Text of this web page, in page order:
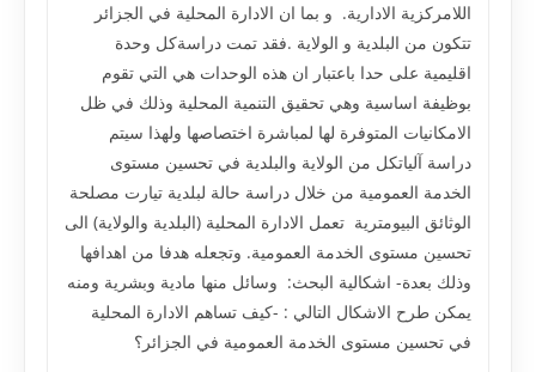
اللامركزية الادارية. و بما ان الادارة المحلية في الجزائر
تتكون من البلدية و الولاية .فقد تمت دراسةكل وحدة
اقليمية على حدا باعتبار ان هذه الوحدات هي التي تقوم
بوظيفة اساسية وهي تحقيق التنمية المحلية وذلك في ظل
الامكانيات المتوفرة لها لمباشرة اختصاصها ولهذا سيتم
دراسة آلياتكل من الولاية والبلدية في تحسين مستوى
الخدمة العمومية من خلال دراسة حالة لبلدية تيارت مصلحة
الوثائق البيومترية تعمل الادارة المحلية (البلدية والولاية) الى
تحسين مستوى الخدمة العمومية. وتجعله هدفا من اهدافها
وذلك بعدة- اشكالية البحث: وسائل منها مادية وبشرية ومنه
يمكن طرح الاشكال التالي : -كيف تساهم الادارة المحلية
في تحسين مستوى الخدمة العمومية في الجزائر؟